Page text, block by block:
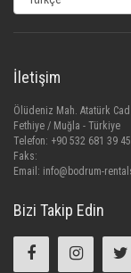
İletişim
Ölüdeniz Mah. Atatürk
Fethiye / Muğla - Türkiye
Telefon: +90 532 681 39 45 |
Faks:
Email: info@bodrum-
Bizi Takip Edin